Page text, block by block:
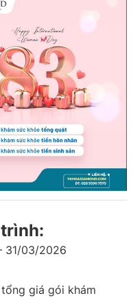
31/03/2026
giá gói khám